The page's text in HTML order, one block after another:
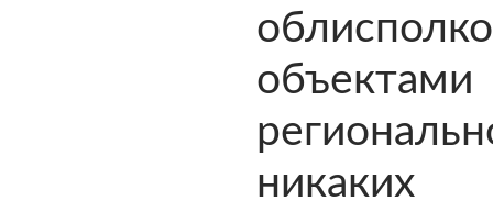
объектами